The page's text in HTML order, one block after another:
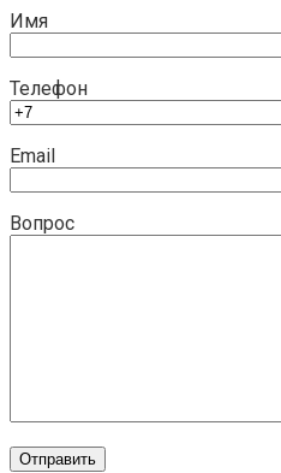
Имя
Телефон
Email
Вопрос